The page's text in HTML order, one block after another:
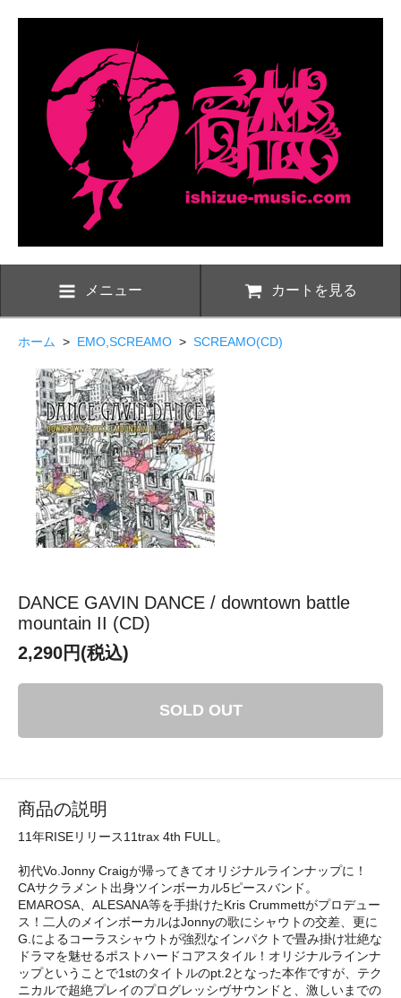
メニュー カートを見る
ホーム > EMO,SCREAMO > SCREAMO(CD)
DANCE GAVIN DANCE / downtown battle
mountain II (CD)
2,290円(税込)
SOLD OUT
商品の説明
11年RISEリリース11trax 4th FULL。
初代Vo.Jonny Craigが帰ってきてオリジナルラインナップに！
CAサクラメント出身ツインボーカル5ピースバンド。
EMAROSA、ALESANA等を手掛けたKris Crummettがプロデュー
ス！二人のメインボーカルはJonnyの歌にシャウトの交差、更に
G.によるコーラスシャウトが強烈なインパクトで畳み掛け壮絶な
ドラマを魅せるポストハードコアスタイル！オリジナルラインナ
ップということで1stのタイトルのpt.2となった本作ですが、テク
ニカルで超絶プレイのプログレッシヴサウンドと、激しいまでの